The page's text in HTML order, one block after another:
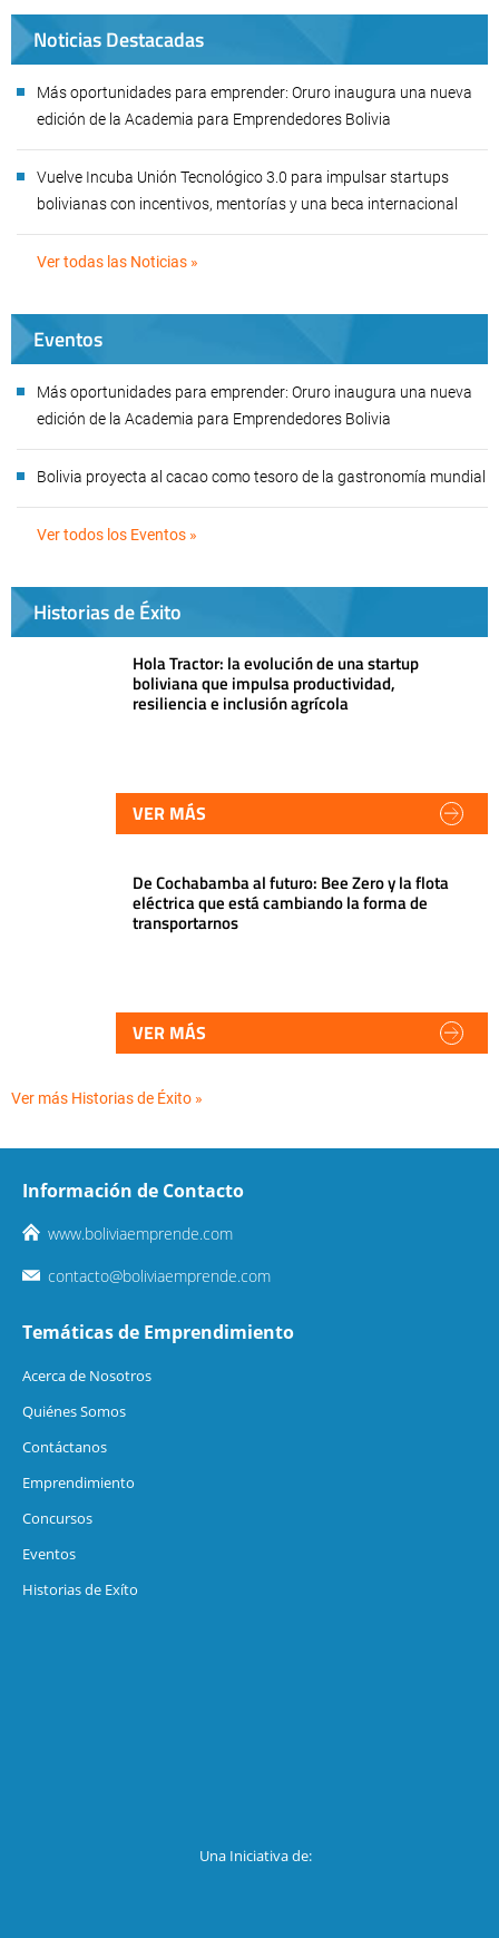
Noticias Destacadas
Más oportunidades para emprender: Oruro inaugura una nueva
edición de la Academia para Emprendedores Bolivia
Vuelve Incuba Unión Tecnológico 3.0 para impulsar startups
bolivianas con incentivos, mentorías y una beca internacional
Ver todas las Noticias »
Eventos
Más oportunidades para emprender: Oruro inaugura una nueva
edición de la Academia para Emprendedores Bolivia
Bolivia proyecta al cacao como tesoro de la gastronomía mundial
Ver todos los Eventos »
Historias de Éxito
Hola Tractor: la evolución de una startup
boliviana que impulsa productividad,
resiliencia e inclusión agrícola
VER MÁS
De Cochabamba al futuro: Bee Zero y la flota
eléctrica que está cambiando la forma de
transportarnos
VER MÁS
Ver más Historias de Éxito »
Información de Contacto
www.boliviaemprende.com
contacto@boliviaemprende.com
Temáticas de Emprendimiento
Acerca de Nosotros
Quiénes Somos
Contáctanos
Emprendimiento
Concursos
Eventos
Historias de Exíto
Una Iniciativa de: